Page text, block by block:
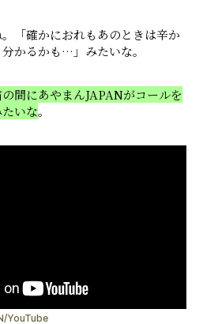
「確かにおれもあのときは辛か
かるかも…」みたいな。
間にあやまんJAPANがコールを
いな。
YouTube